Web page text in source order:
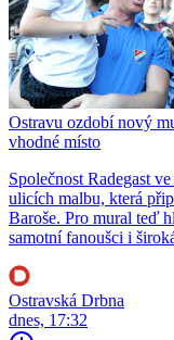
Ostravu ozdobí nový
vhodné místo
Společnost Radegast
ulicích malbu, která
Baroše. Pro mural teď
samotní fanoušci i
Ostravská Drbna
dnes, 17:32